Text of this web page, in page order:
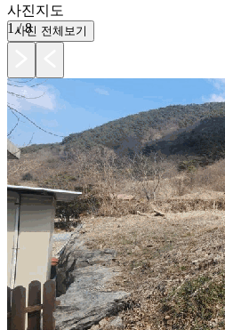
사진지도
1 /8
사진 전체보기